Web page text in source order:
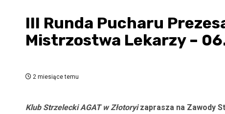
III Runda Pucharu
Mistrzostwa Lekarzy –
2 miesiące temu
Klub Strzelecki AGAT w Złotoryizaprasza na Zawody